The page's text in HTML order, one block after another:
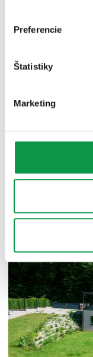
Preferencie
Štatistiky
Marketing